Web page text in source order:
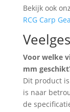
Bekijk ook
RCG Carp
Voor welke
mm
Dit product
is naar
de